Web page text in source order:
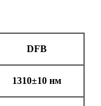
DFB
1310±10 нм